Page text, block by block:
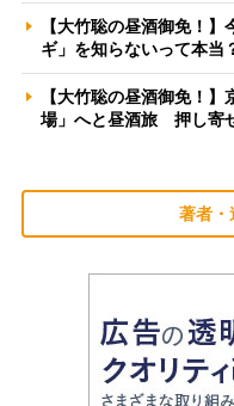
【大竹聡の昼酒御免！
ギ」を知らないって本
【大竹聡の昼酒御免！
場」へと昼酒旅 押し寄
著者・